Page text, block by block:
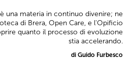
una materia in continuo divenire; ne
di Brera, Open Care, e l'Opificio
quanto il processo di evoluzione
stia accelerando.
di Guido Furbesco